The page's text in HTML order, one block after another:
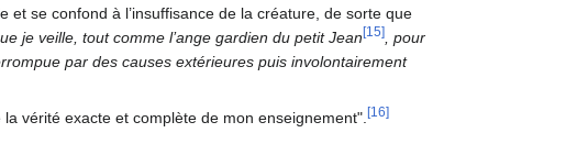
se confond à l’insuffisance de la créature, de sorte que
je veille, tout comme l’ange gardien du petit Jean [15]
, pour
par des causes extérieures puis involontairement
vérité exacte et complète de mon enseignement". [16]